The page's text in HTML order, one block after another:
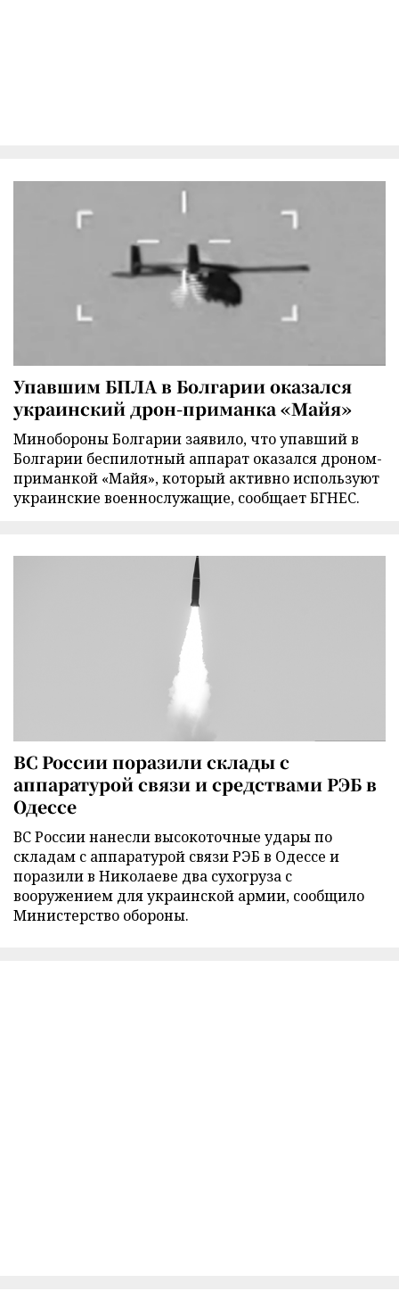
Упавшим БПЛА в Болгарии оказался
украинский дрон-приманка «Майя»
Минобороны Болгарии заявило, что упавший в
Болгарии беспилотный аппарат оказался дроном-
приманкой «Майя», который активно используют
украинские военнослужащие, сообщает БГНЕС.
ВС России поразили склады с
аппаратурой связи и средствами РЭБ в
Одессе
ВС России нанесли высокоточные удары по
складам с аппаратурой связи РЭБ в Одессе и
поразили в Николаеве два сухогруза с
вооружением для украинской армии, сообщило
Министерство обороны.